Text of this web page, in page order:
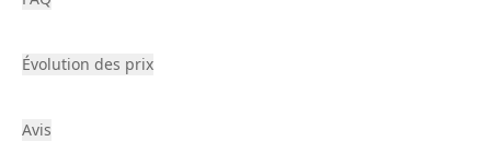
Évolution des prix
Avis